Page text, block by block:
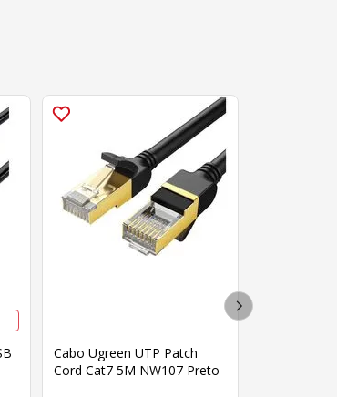
Cabo Ugreen UTP Patch
Cord Cat7 5M NW107 Preto